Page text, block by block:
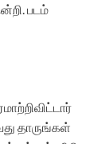
படம்
தாருங்கள்